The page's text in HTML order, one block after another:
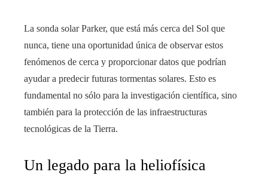
La sonda solar Parker, que está más cerca del Sol que
nunca, tiene una oportunidad única de observar estos
fenómenos de cerca y proporcionar datos que podrían
ayudar a predecir futuras tormentas solares. Esto es
fundamental no sólo para la investigación científica, sino
también para la protección de las infraestructuras
tecnológicas de la Tierra.
Un legado para la heliofísica